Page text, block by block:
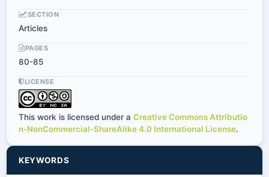
SECTION
Articles
PAGES
80-85
LICENSE
This work is licensed under a Creative Commons Attributio
n-NonCommercial-ShareAlike 4.0 International License.
KEYWORDS